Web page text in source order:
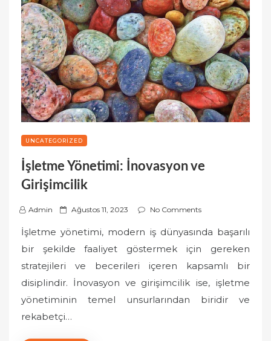
UNCATEGORIZED
İşletme Yönetimi: İnovasyon ve
Girişimcilik
Admin
P
s
t
o
Ağustos 11, 2023 No Comments
İşletme yönetimi, modern iş dünyasında başarılı
bir şekilde faaliyet göstermek için gereken
stratejileri ve becerileri içeren kapsamlı bir
disiplindir. İnovasyon ve girişimcilik ise, işletme
yönetiminin temel unsurlarından biridir ve
rekabetçi…